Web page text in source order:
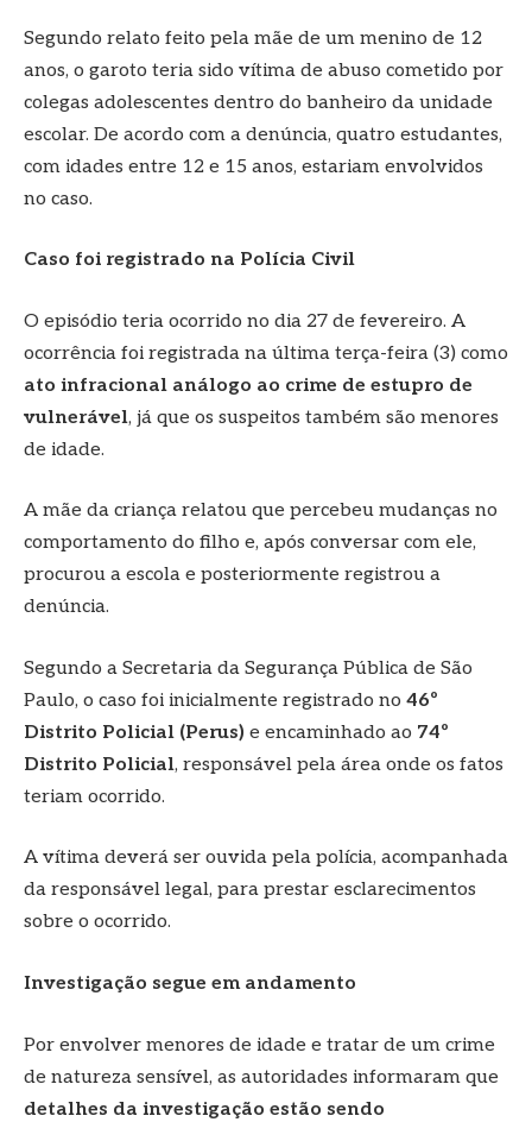
Segundo relato feito pela mãe de um menino de 12
anos, o garoto teria sido vítima de abuso cometido por
colegas adolescentes dentro do banheiro da unidade
escolar. De acordo com a denúncia, quatro estudantes,
com idades entre 12 e 15 anos, estariam envolvidos
no caso.
Caso foi registrado na Polícia Civil
O episódio teria ocorrido no dia 27 de fevereiro. A
ocorrência foi registrada na última terça-feira (3) como
ato infracional análogo ao crime de estupro de
vulnerável, já que os suspeitos também são menores
de idade.
A mãe da criança relatou que percebeu mudanças no
comportamento do filho e, após conversar com ele,
procurou a escola e posteriormente registrou a
denúncia.
Segundo a Secretaria da Segurança Pública de São
Paulo, o caso foi inicialmente registrado no 46º
Distrito Policial (Perus) e encaminhado ao 74º
Distrito Policial, responsável pela área onde os fatos
teriam ocorrido.
A vítima deverá ser ouvida pela polícia, acompanhada
da responsável legal, para prestar esclarecimentos
sobre o ocorrido.
Investigação segue em andamento
Por envolver menores de idade e tratar de um crime
de natureza sensível, as autoridades informaram que
detalhes da investigação estão sendo